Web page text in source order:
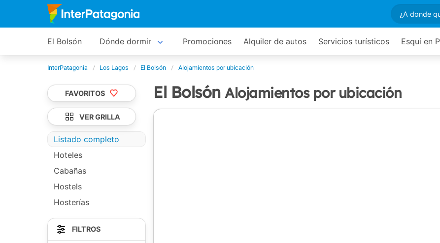
El Bolsón Dónde dormir Promociones Alquiler de autos Servicios turísticos Esquí en
InterPatagonia Los Lagos El Bolsón Alojamientos por ubicación
El Bolsón Alojamientos por ubicación
FAVORITOS
VER GRILLA
Listado completo
Hoteles
Cabañas
Hostels
Hosterías
FILTROS